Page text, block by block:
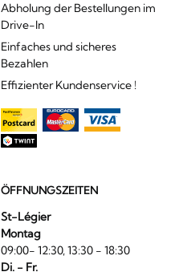
Abholung der Bestellungen im
Drive-In
Einfaches und sicheres
Bezahlen
Effizienter Kundenservice !
ÖFFNUNGSZEITEN
St-Légier
Montag
09:00- 12:30, 13:30 - 18:30
Di. - Fr.